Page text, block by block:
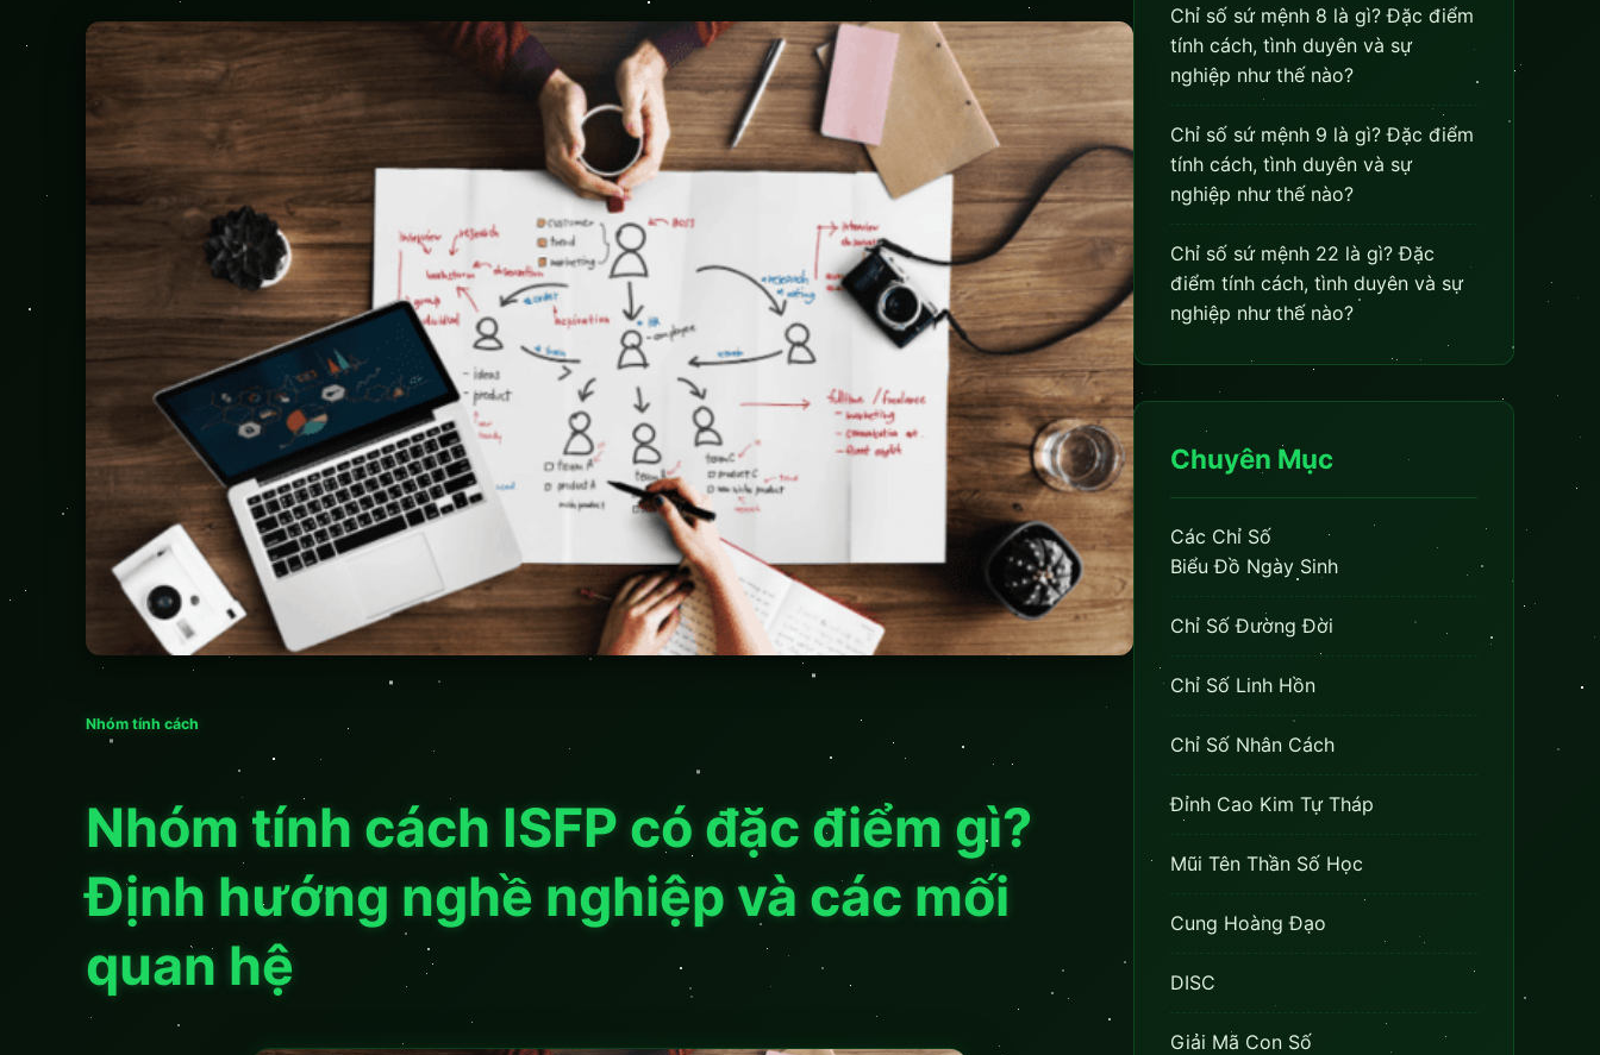
Nhóm tính cách
Nhóm tính cách ISFP có đặc điểm gì?
Định hướng nghề nghiệp và các mối
quan hệ
Chỉ số sứ mệnh 8 là gì? Đặc điểm
tính cách, tình duyên và sự
nghiệp như thế nào?
Chỉ số sứ mệnh 9 là gì? Đặc điểm
tính cách, tình duyên và sự
nghiệp như thế nào?
Chỉ số sứ mệnh 22 là gì? Đặc
điểm tính cách, tình duyên và sự
nghiệp như thế nào?
Chuyên Mục
Các Chỉ Số
Biểu Đồ Ngày Sinh
Chỉ Số Đường Đời
Chỉ Số Linh Hồn
Chỉ Số Nhân Cách
Đỉnh Cao Kim Tự Tháp
Mũi Tên Thần Số Học
Cung Hoàng Đạo
DISC
Giải Mã Con Số